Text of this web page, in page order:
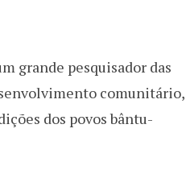
grande pesquisador das
comunitário,
dos povos bântu-